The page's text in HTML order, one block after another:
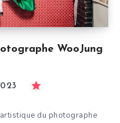
WooJung
du photographe